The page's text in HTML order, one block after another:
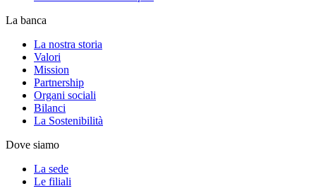
La banca
La nostra storia
Valori
Mission
Partnership
Organi sociali
Bilanci
La Sostenibilità
Dove siamo
La sede
Le filiali